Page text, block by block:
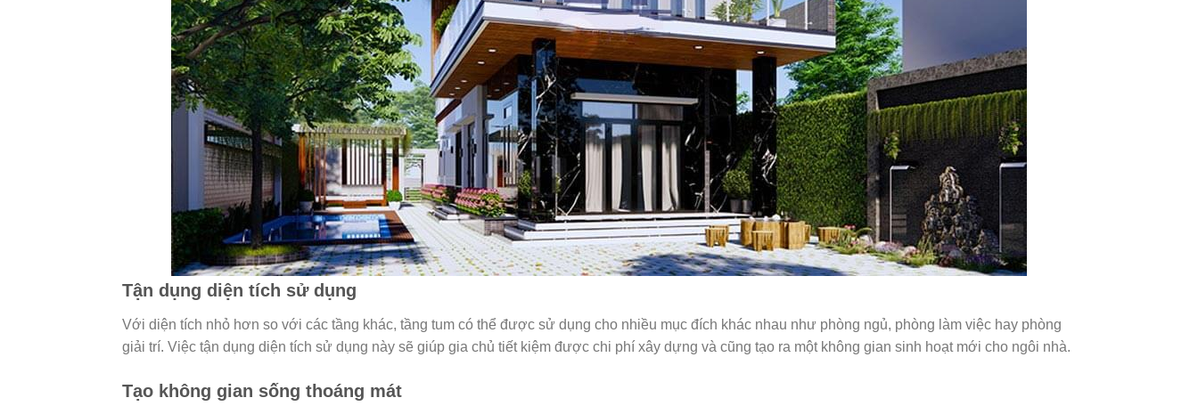
Tận dụng diện tích sử dụng
Với diện tích nhỏ hơn so với các tầng khác, tầng tum có thể được sử dụng cho nhiều mục đích khác nhau như phòng ngủ, phòng làm việc hay phòng
giải trí. Việc tận dụng diện tích sử dụng này sẽ giúp gia chủ tiết kiệm được chi phí xây dựng và cũng tạo ra một không gian sinh hoạt mới cho ngôi nhà.
Tạo không gian sống thoáng mát